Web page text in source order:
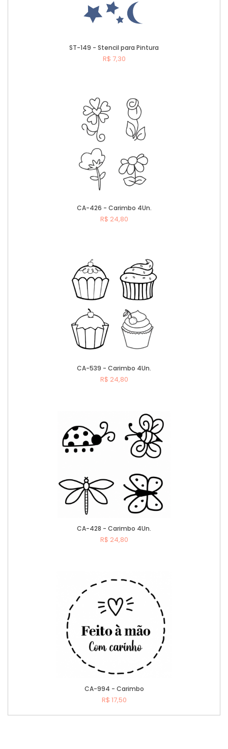
ST-149 - Stencil para Pintura
R$ 7,30
CA-426 - Carimbo 4Un.
R$ 24,80
CA-539 - Carimbo 4Un.
R$ 24,80
CA-428 - Carimbo 4Un.
R$ 24,80
CA-994 - Carimbo
R$ 17,50